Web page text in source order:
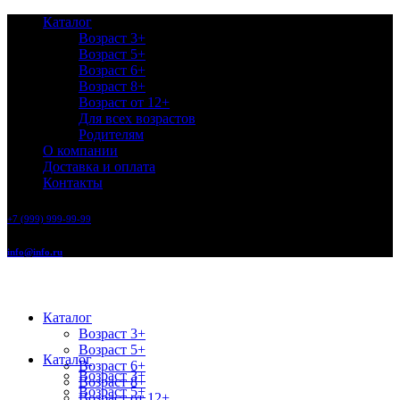
Каталог
Возраст 3+
Возраст 5+
Возраст 6+
Возраст 8+
Возраст от 12+
Для всех возрастов
Родителям
О компании
Доставка и оплата
Контакты
+7 (999) 999-99-99
info@info.ru
Каталог
Возраст 3+
Возраст 5+
Возраст 6+
Возраст 8+
Каталог
Возраст 3+
Возраст 5+